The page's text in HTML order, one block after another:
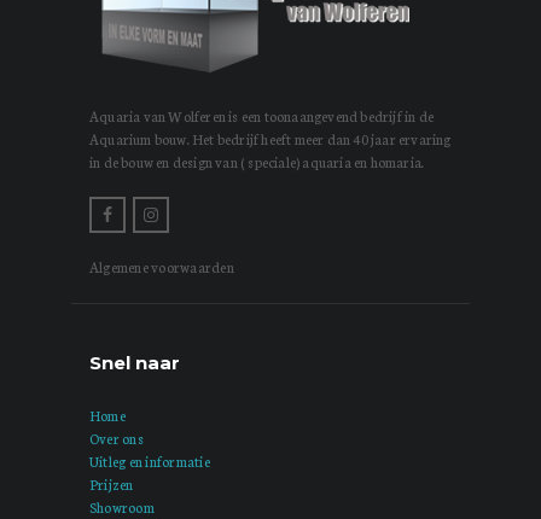
Aquaria van Wolferen is een toonaangevend bedrijf in de
Aquarium bouw. Het bedrijf heeft meer dan 40 jaar ervaring
in de bouw en design van ( speciale) aquaria en homaria.
Algemene voorwaarden
Snel naar
Home
Over ons
Uitleg en informatie
Prijzen
Showroom